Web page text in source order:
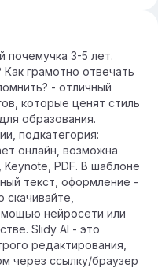
почемучка 3-5 лет.
грамотно отвечать
- отличный
которые ценят стиль
образования.
подкатегория:
онлайн, возможна
Keynote, PDF. В шаблоне
текст, оформление -
нейросети или
Slidy AI - это
редактирования,
через ссылку/браузер